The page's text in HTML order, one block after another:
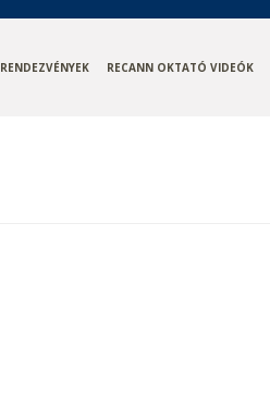
RENDEZVÉNYEK RECANN OKTATÓ VIDEÓK